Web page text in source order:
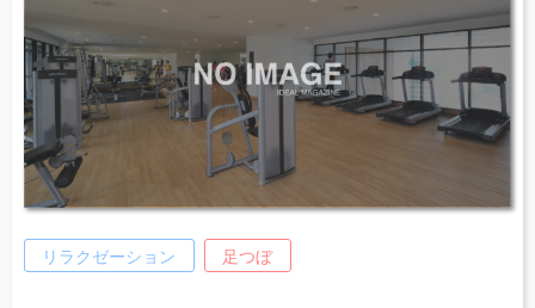
リラクゼーション 足つぼ